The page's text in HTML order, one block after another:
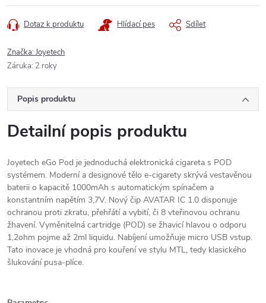
Dotaz k produktu Hlídací pes Sdílet
Značka:Joyetech
Záruka: 2 roky
Popis produktu
Detailní popis produktu
Joyetech eGo Pod je jednoduchá elektronická cigareta s POD
systémem. Moderní a designové tělo e-cigarety skrývá vestavěnou
baterii o kapacitě 1000mAh s automatickým spínačem a
konstantním napětím 3,7V. Nový čip AVATAR IC 1.0 disponuje
ochranou proti zkratu, přehřátí a vybití, či 8 vteřinovou ochranu
žhavení. Vyměnitelná cartridge (POD) se žhavicí hlavou o odporu
1,2ohm pojme až 2ml liquidu. Nabíjení umožňuje micro USB vstup.
Tato inovace je vhodná pro kouření ve stylu MTL, tedy klasického
šlukování pusa-plíce.